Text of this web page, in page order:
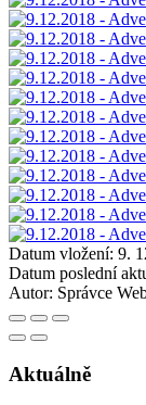
Datum vložení: 9.
Datum poslední
Autor: Správce
Aktuálně